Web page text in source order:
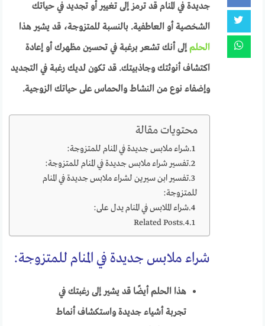
جديدة في المنام قد ترمز إلى تغيير أو تجديد في حياتك
الشخصية أو العاطفية. بالنسبة للمتزوجة، قد يشير هذا
الحلمإلى أنك تشعر برغبة في تحسين مظهرك أو إعادة
اكتشاف أنوثتك وجاذبيتك. قد تكون لديك رغبة في التجديد
وإضفاء نوع من النشاط والحماس على حياتك الزوجية.
محتويات مقالة
شراء ملابس جديدة في المنام للمتزوجة:
تفسير شراء ملابس جديدة في المنام للمتزوجة:
تفسير ابن سيرين لشراء ملابس جديدة في المنام
للمتزوجة:
شراء الملابس في المنام يدل على:
Related Posts
شراء ملابس جديدة في المنام للمتزوجة:
هذا الحلم أيضًا قد يشير إلى رغبتك في
تجربة أشياء جديدة واستكشاف أنماط